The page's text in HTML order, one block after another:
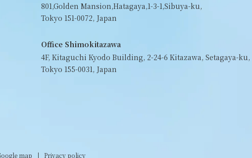
801,Golden Mansion,Hatagaya,1-3-1,Sibuya-ku,
Tokyo 151-0072, Japan
Office Shimokitazawa
4F, Kitaguchi Kyodo Building, 2-24-6 Kitazawa, Setagaya-ku,
Tokyo 155-0031, Japan
map Privacy policy